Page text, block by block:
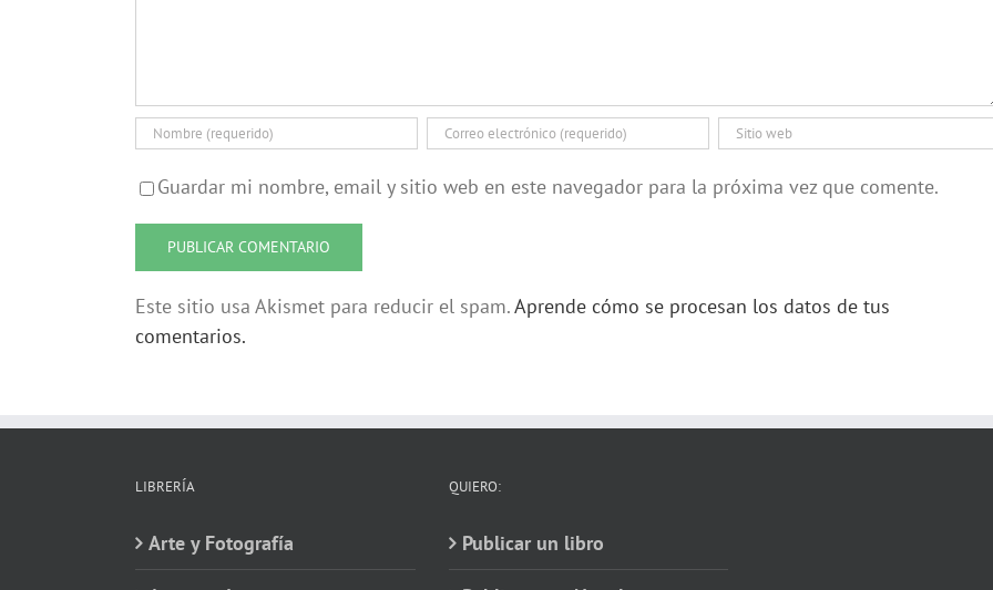
Guardar mi nombre, email y sitio web en este navegador para la próxima vez que comente.
Este sitio usa Akismet para reducir el spam.Aprende cómo se procesan los datos de tus
comentarios.
LIBRERÍA
Arte y Fotografía
QUIERO:
Publicar un libro